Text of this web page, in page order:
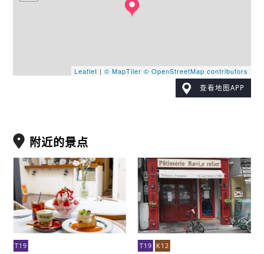
Leaflet | © MapTiler © OpenStreetMap contributors
查看地图APP
附近的景点
T19 T19 K12